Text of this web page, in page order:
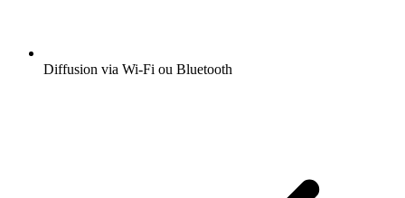
Diffusion via Wi-Fi ou Bluetooth